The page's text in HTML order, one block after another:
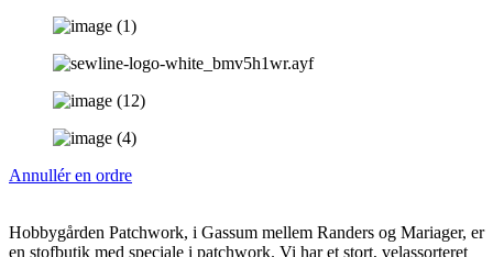
Annullér en ordre
Hobbygården Patchwork, i Gassum mellem Randers og Mariager, er
en stofbutik med speciale i patchwork. Vi har et stort, velassorteret